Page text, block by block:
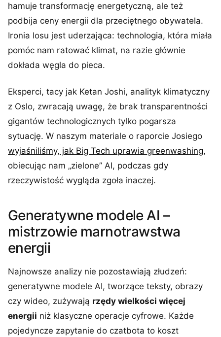
hamuje transformację energetyczną, ale też
podbija ceny energii dla przeciętnego obywatela.
Ironia losu jest uderzająca: technologia, która miała
pomóc nam ratować klimat, na razie głównie
dokłada węgla do pieca.
Eksperci, tacy jak Ketan Joshi, analityk klimatyczny
z Oslo, zwracają uwagę, że brak transparentności
gigantów technologicznych tylko pogarsza
sytuację. W naszym materiale o raporcie Josiego
wyjaśniliśmy, jak Big Tech uprawia greenwashing,
obiecując nam „zielone” AI, podczas gdy
rzeczywistość wygląda zgoła inaczej.
Generatywne modele AI –
mistrzowie marnotrawstwa
energii
Najnowsze analizy nie pozostawiają złudzeń:
generatywne modele AI, tworzące teksty, obrazy
czy wideo, zużywają rzędy wielkości więcej
energii niż klasyczne operacje cyfrowe. Każde
pojedyncze zapytanie do czatbota to koszt